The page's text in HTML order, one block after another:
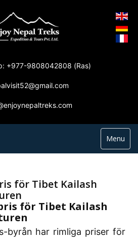
+977-9808042808 (Ras)
Menu
för Tibet Kailash
för Tibet Kailash
byrån har rimliga priser för